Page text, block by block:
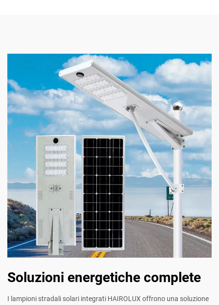
Soluzioni energetiche complete
I lampioni stradali solari integrati HAIROLUX offrono una soluzione